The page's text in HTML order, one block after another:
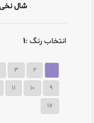
شال نخی
انتخاب رنگ :۱
۱ ۲ ۳
9
10
11
17